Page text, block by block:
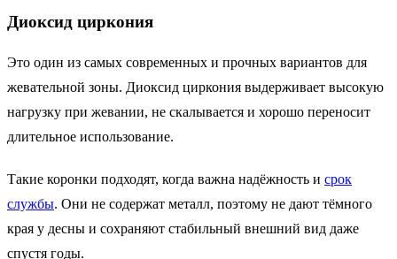
Диоксид циркония
Это один из самых современных и прочных вариантов для
жевательной зоны. Диоксид циркония выдерживает высокую
нагрузку при жевании, не скалывается и хорошо переносит
длительное использование.
Такие коронки подходят, когда важна надёжность и срок
службы. Они не содержат металл, поэтому не дают тёмного
края у десны и сохраняют стабильный внешний вид даже
спустя годы.